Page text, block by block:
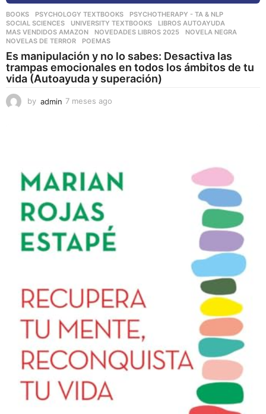
BOOKS ,PSYCHOLOGY TEXTBOOKS ,PSYCHOTHERAPY - TA & NLP
SOCIAL SCIENCES
,UNIVERSITY TEXTBOOKS LIBROS AUTOAYUDA
MAS VENDIDOS AMAZON
,NOVEDADES LIBROS 2025 ,NOVELA NEGRA
NOVELAS DE TERROR
,POEMAS
Es manipulación y no lo sabes: Desactiva las
trampas emocionales en todos los ámbitos de tu
vida (Autoayuda y superación)
by admin 7 meses ago
g